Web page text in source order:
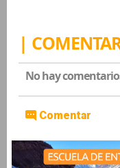
|
No hay
Comentar